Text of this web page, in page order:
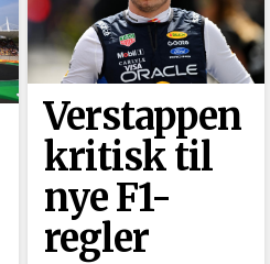
Verstappen
kritisk til
nye F1-
regler